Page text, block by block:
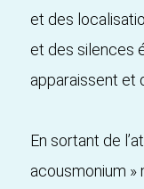
et des
et des silences
apparaissent et
En sortant de
acousmonium »